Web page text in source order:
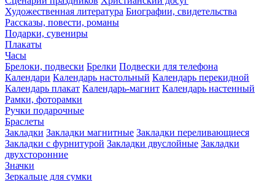
Художественная литература Биографии, свидетельства
Рассказы, повести, романы
Подарки, сувениры
Плакаты
Часы
Брелоки, подвески Брелки Подвески для телефона
Календари Календарь настольный Календарь перекидной
Календарь плакат Календарь-магнит Календарь настенный
Рамки, фоторамки
Ручки подарочные
Браслеты
Закладки Закладки магнитные Закладки переливающиеся
Закладки с фурнитурой Закладки двуслойные Закладки
двухсторонние
Значки
Зеркальце для сумки